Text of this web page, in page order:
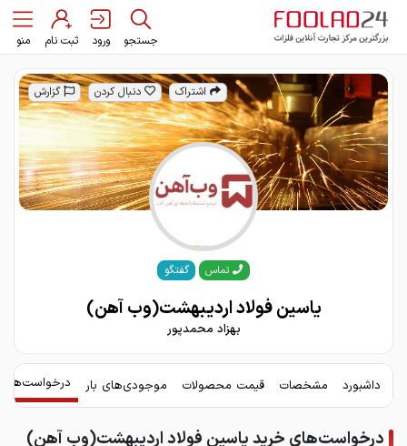
جستجو ورود ثبت نام منو
اشتراک دنبال کردن گزارش
تماس گفتگو
یاسین فولاد اردیبهشت(وب آهن)
بهزاد محمدپور
داشبورد مشخصات قیمت محصولات موجودی‌های بار
درخواست‌های خرید یاسین فولاد اردیبهشت(وب آهن)